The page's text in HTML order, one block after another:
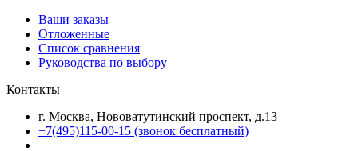
Ваши заказы
Отложенные
Список сравнения
Руководства по выбору
Контакты
г. Москва, Нововатутинский проспект, д.13
+7(495)115-00-15 (звонок бесплатный)